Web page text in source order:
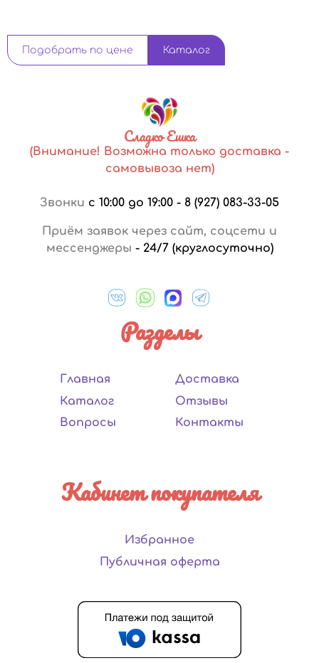
Подобрать по цене Каталог
Сладко Ешка
(Внимание! Возможна только доставка -
самовывоза нет)
Звонки с 10:00 до 19:00 - 8 (927) 083-33-05
Приём заявок через сайт, соцсети и
мессенджеры - 24/7 (круглосуточно)
Разделы
Главная
Каталог
Вопросы
Доставка
Отзывы
Контакты
Кабинет покупателя
Избранное
Публичная оферта